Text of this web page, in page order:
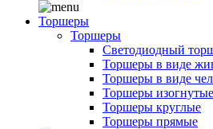
Торшеры
Торшеры
Светодиодный
Торшеры в виде
Торшеры в виде
Торшеры изогнутые
Торшеры круглые
Торшеры прямые